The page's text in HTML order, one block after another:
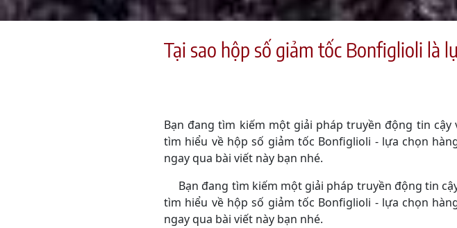
Tại sao hộp số giảm tốc Bonfiglioli là
Bạn đang tìm kiếm một giải pháp truyền động tin
tìm hiểu về hộp số giảm tốc Bonfiglioli - lựa chọn
ngay qua bài viết này bạn nhé.
Bạn đang tìm kiếm một giải pháp truyền động tin
tìm hiểu về hộp số giảm tốc Bonfiglioli - lựa chọn
ngay qua bài viết này bạn nhé.